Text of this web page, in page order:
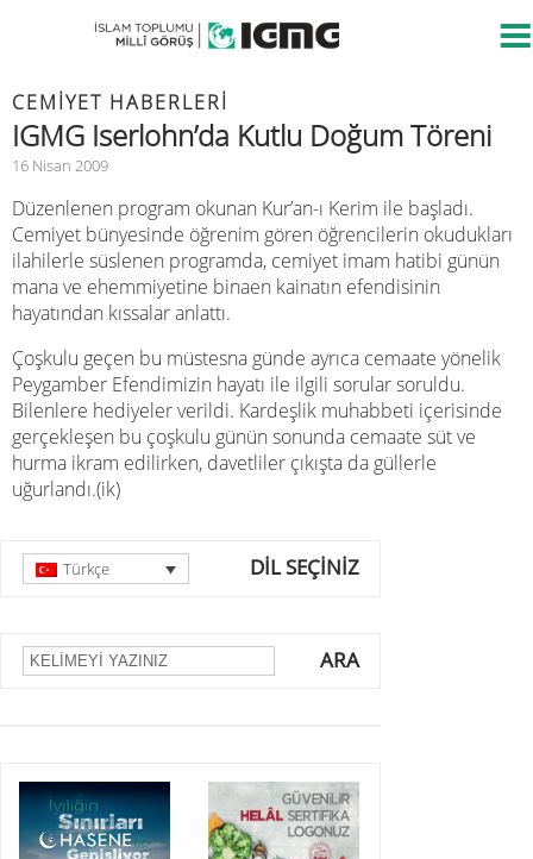
CEMIYET HABERLERI
IGMG Iserlohn’da Kutlu Doğum Töreni
16 Nisan 2009
Düzenlenen program okunan Kur’an-ı Kerim ile başladı.
Cemiyet bünyesinde öğrenim gören öğrencilerin okudukları
ilahilerle süslenen programda, cemiyet imam hatibi günün
mana ve ehemmiyetine binaen kainatın efendisinin
hayatından kıssalar anlattı.
Çoşkulu geçen bu müstesna günde ayrıca cemaate yönelik
Peygamber Efendimizin hayatı ile ilgili sorular soruldu.
Bilenlere hediyeler verildi. Kardeşlik muhabbeti içerisinde
gerçekleşen bu çoşkulu günün sonunda cemaate süt ve
hurma ikram edilirken, davetliler çıkışta da güllerle
uğurlandı.(ik)
DİL SEÇİNİZ
Türkçe
ARA